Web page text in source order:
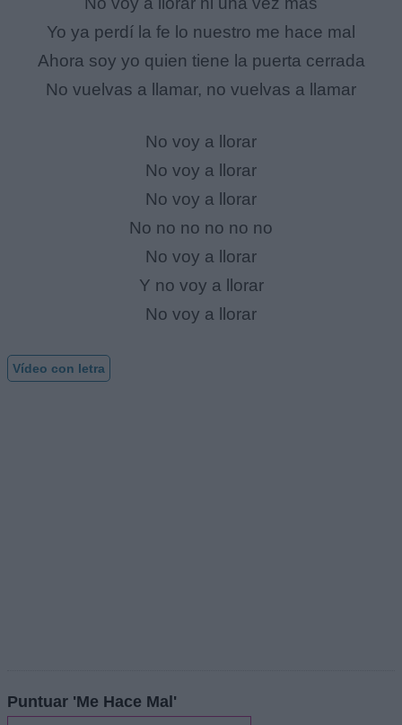
Yo ya perdí la fe lo nuestro me hace mal
Ahora soy yo quien tiene la puerta cerrada
No vuelvas a llamar, no vuelvas a llamar
No voy a llorar
No voy a llorar
No voy a llorar
No no no no no no
No voy a llorar
Y no voy a llorar
No voy a llorar
Vídeo con letra
Puntuar 'Me Hace Mal'